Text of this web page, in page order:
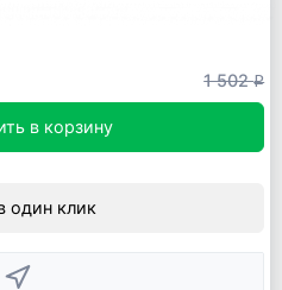
1 502q
в корзину
один клик